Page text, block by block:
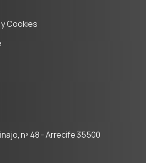
Cookies
nº 48 - Arrecife 35500